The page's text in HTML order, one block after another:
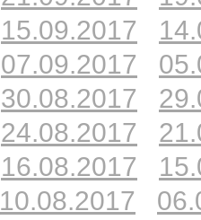
15.09.2017
07.09.2017
30.08.2017
24.08.2017
16.08.2017
10.08.2017